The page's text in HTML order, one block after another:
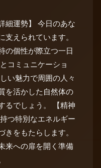
細運勢】 今日のあな
えられています。
の個性が際立つ一日
コミュニケーショ
い魅力で周囲の人々
を活かした自然体の
るでしょう。 【精神
つ特別なエネルギー
をもたらします。
来への扉を開く準備